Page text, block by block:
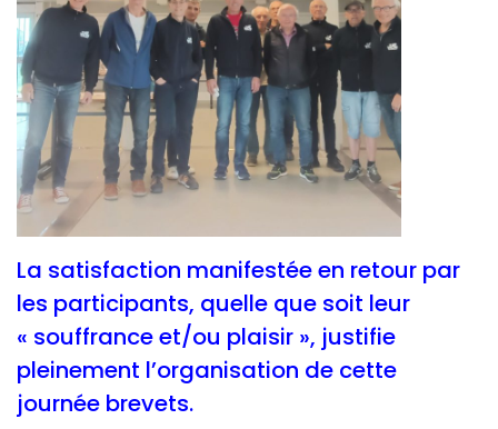
La satisfaction manifestée en retour par
les participants, quelle que soit leur
« souffrance et/ou plaisir », justifie
pleinement l’organisation de cette
journée brevets.